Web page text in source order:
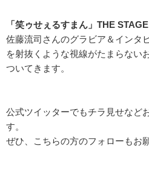
「笑ゥせぇるすまん」THE STAGE
佐藤流司さんのグラビア＆インタ
を射抜くような視線がたまらない
ついてきます。
公式ツイッターでもチラ見せなど
す。
ぜひ、こちらの方のフォローもお